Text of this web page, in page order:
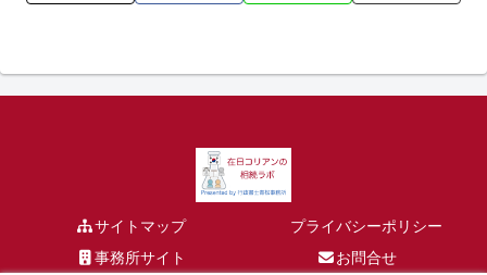
サイトマップ
プライバシーポリシー
事務所サイト
お問合せ